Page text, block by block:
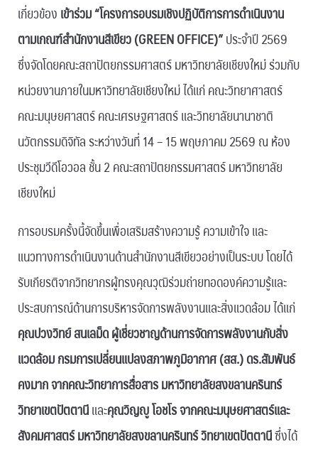
เกี่ยวข้องเข้าร่วม “โครงการอบรมเชิงปฏิบัติการการดำเนินงาน
ตามเกณฑ์สำนักงานสีเขียว (GREEN OFFICE)”ประจำปี 2569
ซึ่งจัดโดยคณะสถาปัตยกรรมศาสตร์ มหาวิทยาลัยเชียงใหม่ ร่วมกับ
หน่วยงานภายในมหาวิทยาลัยเชียงใหม่ ได้แก่ คณะวิทยาศาสตร์
คณะมนุษยศาสตร์ คณะเศรษฐศาสตร์ และวิทยาลัยนานาชาติ
นวัตกรรมดิจิทัล ระหว่างวันที่ 14 – 15 พฤษภาคม 2569 ณ ห้อง
ประชุมวีดีโอวอล ชั้น 2 คณะสถาปัตยกรรมศาสตร์ มหาวิทยาลัย
เชียงใหม่
การอบรมครั้งนี้จัดขึ้นเพื่อเสริมสร้างความรู้ ความเข้าใจ และ
แนวทางการดำเนินงานด้านสำนักงานสีเขียวอย่างเป็นระบบ โดยได้
รับเกียรติจากวิทยากรผู้ทรงคุณวุฒิร่วมถ่ายทอดองค์ความรู้และ
ประสบการณ์ด้านการบริหารจัดการพลังงานและสิ่งแวดล้อม ได้แก่
คุณปวงวิทย์ สนเลม็ด ผู้เชี่ยวชาญด้านการจัดการพลังงานกับสิ่ง
แวดล้อม กรมการเปลี่ยนแปลงสภาพภูมิอากาศ (สส.)ดร.สัมพันธ์
คงมาก จากคณะวิทยาการสื่อสาร มหาวิทยาลัยสงขลานครินทร์
วิทยาเขตปัตตานีและคุณวิญญู โอชโร จากคณะมนุษยศาสตร์และ
สังคมศาสตร์ มหาวิทยาลัยสงขลานครินทร์ วิทยาเขตปัตตานีซึ่งได้